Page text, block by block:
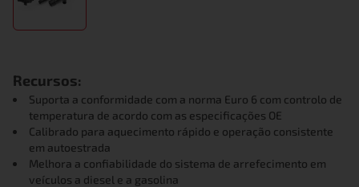
Recursos:
Suporta a conformidade com a norma Euro 6 com controlo de
temperatura de acordo com as especificações OE
Calibrado para aquecimento rápido e operação consistente
em autoestrada
Melhora a confiabilidade do sistema de arrefecimento em
veículos a diesel e a gasolina